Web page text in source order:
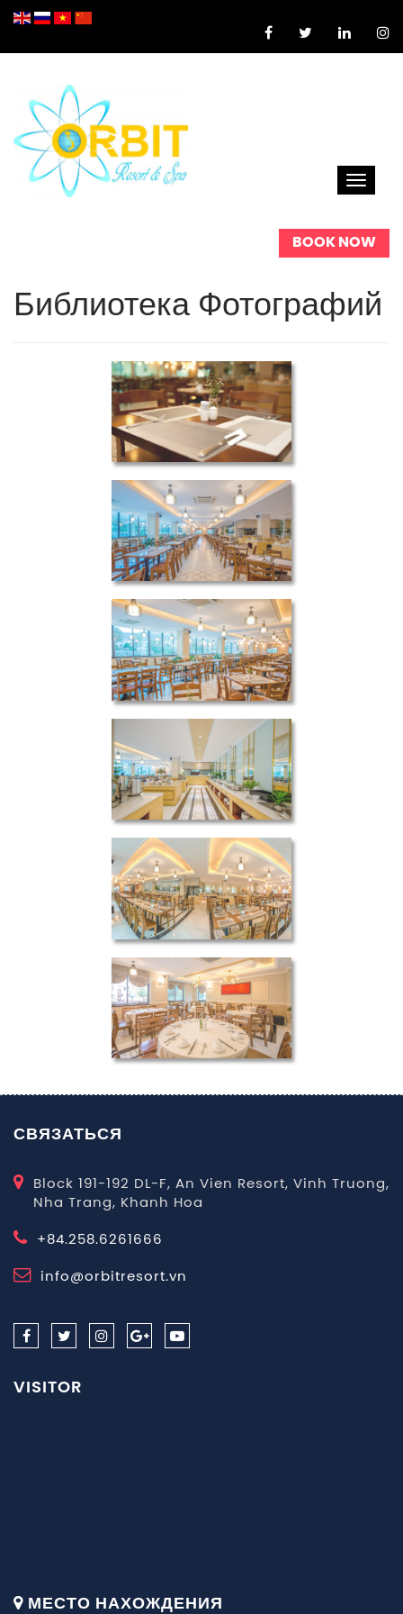
Toggle
BOOK NOW
Библиотека Фотографий
ORBIT RESORT & SPA
ORBIT RESORT & SPA
ORBIT RESORT & SPA
ORBIT RESORT & SPA
ORBIT RESORT & SPA
ORBIT RESORT & SPA
СВЯЗАТЬСЯ
Block 191-192 DL-F, An Vien Resort, Vinh Truong,
Nha Trang, Khanh Hoa
+84.258.6261666
info@orbitresort.vn
VISITOR
МЕСТО НАХОЖДЕНИЯ